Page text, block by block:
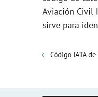
Aviación Civil
sirve para
Código IATA